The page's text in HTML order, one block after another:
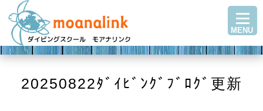
TOP
ステップアップ
ショップ紹介
MENU
20250822ﾀﾞｲﾋﾞﾝｸﾞﾌﾞﾛｸﾞ更新